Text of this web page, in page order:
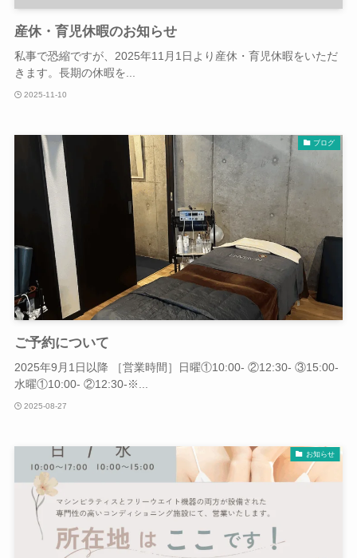
産休・育児休暇のお知らせ
私事で恐縮ですが、2025年11月1日より産休・育児休暇をいただ
きます。長期の休暇を...
2025-11-10
ブログ
ご予約について
2025年9月1日以降 ［営業時間］日曜①10:00- ②12:30- ③15:00-
水曜①10:00- ②12:30-※...
2025-08-27
お知らせ